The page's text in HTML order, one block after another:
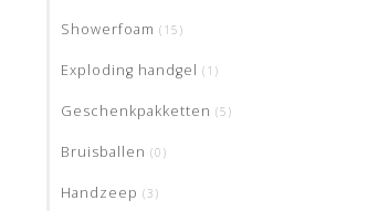
Showerfoam (15)
Exploding handgel (1)
Geschenkpakketten (5)
Bruisballen (0)
Handzeep (3)